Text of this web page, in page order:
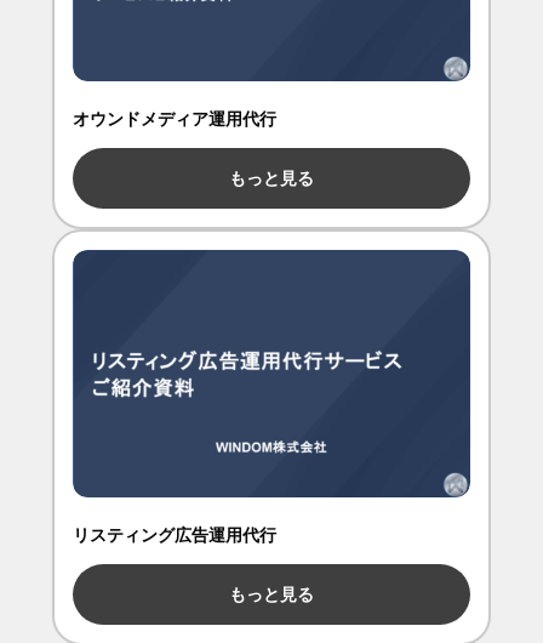
オウンドメディア運用代行
もっと見る
リスティング広告運用代行
もっと見る